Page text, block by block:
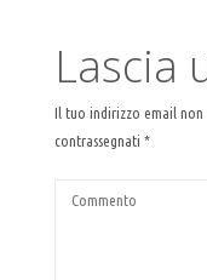
Lascia
Il tuo indirizzo email non
contrassegnati *